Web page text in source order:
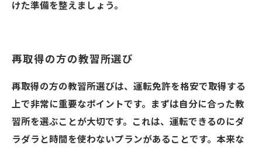
けた準備を整えましょう。
再取得の方の教習所選び
再取得の方の教習所選びは、運転免許を格安で取得する
上で非常に重要なポイントです。まずは自分に合った教
習所を選ぶことが大切です。これは、運転できるのにダ
ラダラと時間を使わないプランがあることです。本来な